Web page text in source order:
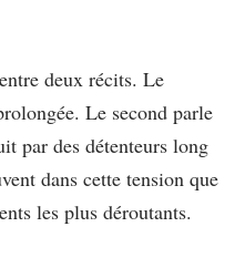
deux récits. Le
Le second parle
par des détenteurs long
dans cette tension que
les plus déroutants.